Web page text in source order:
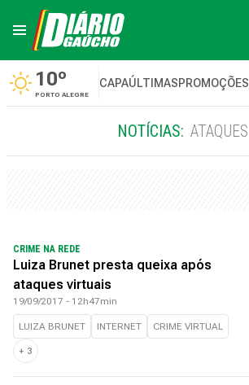
10º
PORTO ALEGRE
CAPAÚLTIMASPROMOÇÕES
NOTÍCIAS: ATAQUES
CRIME NA REDE
Luiza Brunet presta queixa após
ataques virtuais
19/09/2017 - 12h47min
LUIZA BRUNET INTERNET CRIME VIRTUAL
+ 3